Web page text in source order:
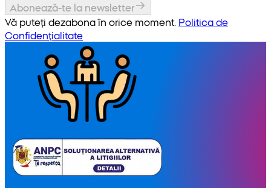
Abonează-te la newsletter
Vă puteți dezabona în orice moment. Politica de
Confidențialitate